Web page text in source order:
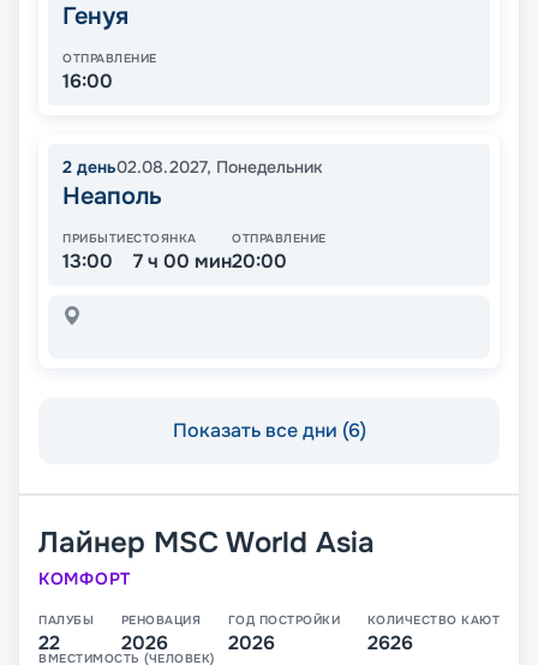
Генуя
ОТПРАВЛЕНИЕ
16:00
2 день02.08.2027, Понедельник
Неаполь
ПРИБЫТИЕ
13:00
СТОЯНКА
7 ч 00 мин
ОТПРАВЛЕНИЕ
20:00
Показать все дни (6)
Лайнер MSC World Asia
КОМФОРТ
ПАЛУБЫ
22
РЕНОВАЦИЯ
2026
ГОД ПОСТРОЙКИ
2026
КОЛИЧЕСТВО КАЮТ
2626
ВМЕСТИМОСТЬ (ЧЕЛОВЕК)